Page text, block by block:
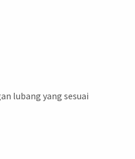
lubang yang sesuai